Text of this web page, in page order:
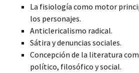
La fisiología como motor
los personajes.
Anticlericalismo radical.
Sátira y denuncias sociales.
Concepción de la literatura
político, filosófico y social.